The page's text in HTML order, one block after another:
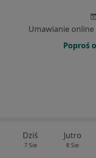
Umawianie
Poproś
Dziś
7 Sie
Jutro
8 Sie